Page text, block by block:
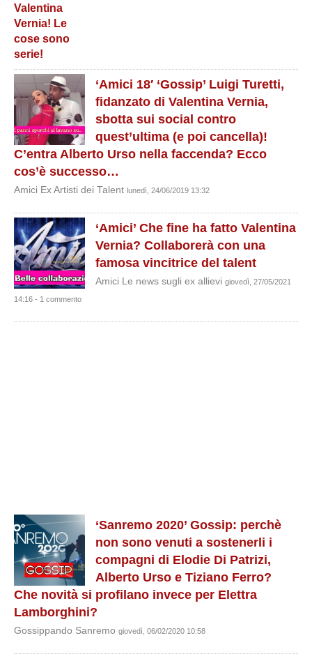
‘Amici 18′ ‘Gossip’ Luigi Turetti,
fidanzato di Valentina Vernia,
sbotta sui social contro
quest’ultima (e poi cancella)!
C’entra Alberto Urso nella faccenda? Ecco
cos’è successo…
Amici Ex Artisti dei Talent lunedì, 24/06/2019 13:32
‘Amici’ Che fine ha fatto Valentina
Vernia? Collaborerà con una
famosa vincitrice del talent
Amici Le news sugli ex allievi giovedì, 27/05/2021
14:16 - 1 commento
‘Sanremo 2020’ Gossip: perchè
non sono venuti a sostenerli i
compagni di Elodie Di Patrizi,
Alberto Urso e Tiziano Ferro?
Che novità si profilano invece per Elettra
Lamborghini?
Gossippando Sanremo giovedì, 06/02/2020 10:58